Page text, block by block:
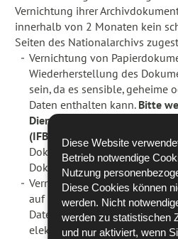
Diese Website
Betrieb notwendige
Nutzung
Diese Cookies können
werden. Nicht
werden zu statistischen
und nur aktiviert, wenn
Vernichtung ihrer
innerhalb von 2 Monaten kein
Seiten des Nationalarchivs
Vernichtung von
Wiederherstellung des
sein, da es sensible, geheime
Daten enthalten kann. Bitte
Dienst „Service des imprimés
(IFB)
, der sich um die
Dokumenten, einschließlich
Dokumenten, kümmert.
Vernichtung elektronischer
auf Ihrem Computer auf
Datenträger müssen
elektromagnetische